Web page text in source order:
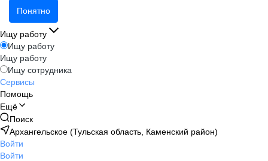
Понятно
Ищу работу
Ищу работу
Ищу работу
Ищу сотрудника
Сервисы
Помощь
Ещё
Поиск
Архангельское (Тульская область, Каменский район)
Войти
Войти